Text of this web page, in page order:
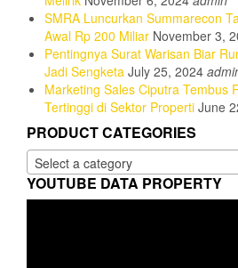
SMRA Luncurkan Summarecon
Awal Rp 200 Miliar November 3,
Pentingnya Surat Warisan Biar
Jadi Sengketa July 25, 2024
Marketing Sales Ciputra Tembus
Tertinggi di Sektor Properti June
PRODUCT CATEGORIES
Select a category
YOUTUBE DATA PROPERTY